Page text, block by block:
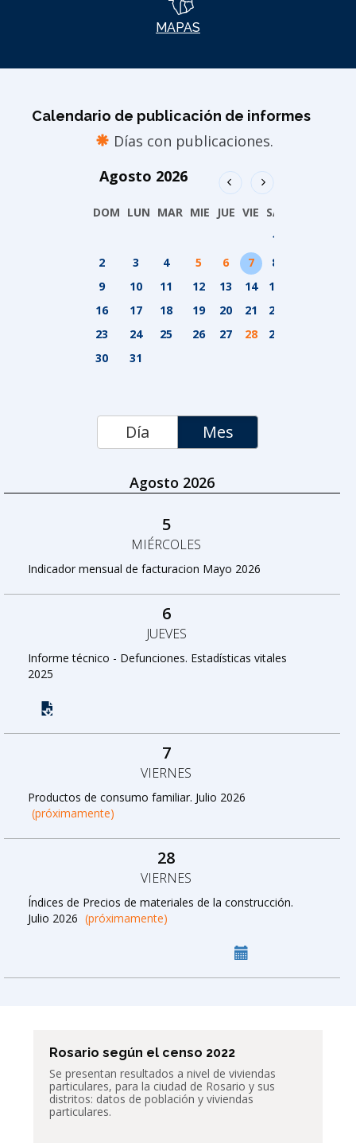
MAPAS
Calendario de publicación de informes
Días con publicaciones.
Agosto 2026
DOM LUN MAR MIE JUE VIE SAB
1
2
3 4 5 6 7
8
9
10 11 12 13 14
15
16
17 18 19 20 21
22
23
24 25 26 27 28
29
30
31
Día Mes
Agosto 2026
5
MIÉRCOLES
Indicador mensual de facturacion Mayo 2026
6
JUEVES
Informe técnico - Defunciones. Estadísticas vitales
2025
7
VIERNES
Productos de consumo familiar. Julio 2026
(próximamente)
28
VIERNES
Índices de Precios de materiales de la construcción.
Julio 2026 (próximamente)
Rosario según el censo 2022
Se presentan resultados a nivel de viviendas
particulares, para la ciudad de Rosario y sus
distritos: datos de población y viviendas
particulares.